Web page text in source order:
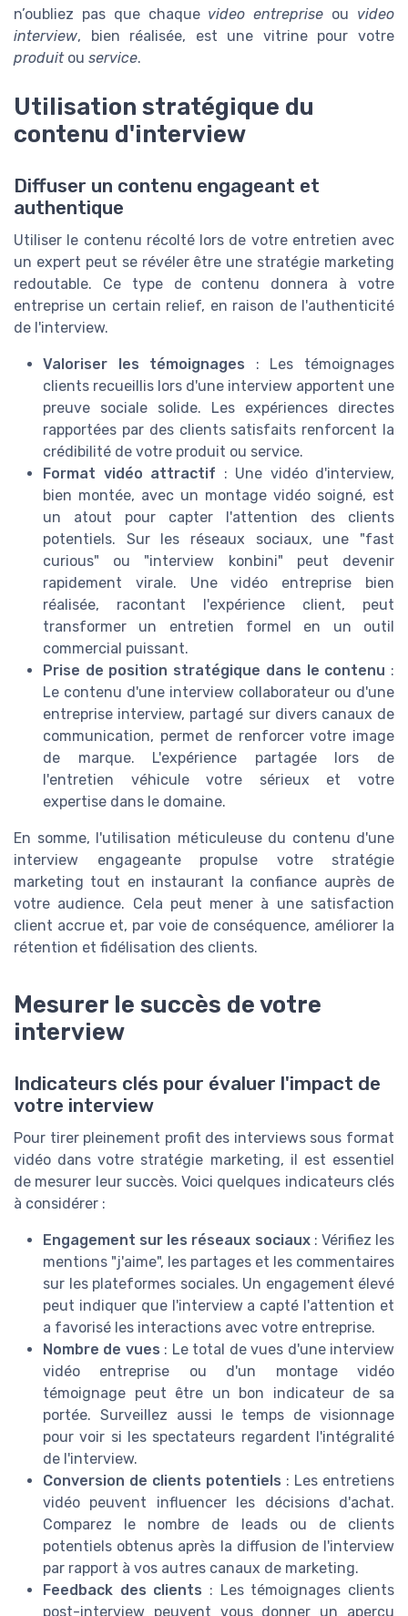
n’oubliez pas que chaque video entreprise ou video
interview, bien réalisée, est une vitrine pour votre
produitou service.
Utilisation stratégique du
contenu d'interview
Diffuser un contenu engageant et
authentique
Utiliser le contenu récolté lors de votre entretien avec
un expert peut se révéler être une stratégie marketing
redoutable. Ce type de contenu donnera à votre
entreprise un certain relief, en raison de l'authenticité
de l'interview.
Valoriser les témoignages : Les témoignages
clients recueillis lors d'une interview apportent une
preuve sociale solide. Les expériences directes
rapportées par des clients satisfaits renforcent la
crédibilité de votre produit ou service.
Format vidéo attractif : Une vidéo d'interview,
bien montée, avec un montage vidéo soigné, est
un atout pour capter l'attention des clients
potentiels. Sur les réseaux sociaux, une "fast
curious" ou "interview konbini" peut devenir
rapidement virale. Une vidéo entreprise bien
réalisée, racontant l'expérience client, peut
transformer un entretien formel en un outil
commercial puissant.
Prise de position stratégique dans le contenu :
Le contenu d'une interview collaborateur ou d'une
entreprise interview, partagé sur divers canaux de
communication, permet de renforcer votre image
de marque. L'expérience partagée lors de
l'entretien véhicule votre sérieux et votre
expertise dans le domaine.
En somme, l'utilisation méticuleuse du contenu d'une
interview engageante propulse votre stratégie
marketing tout en instaurant la confiance auprès de
votre audience. Cela peut mener à une satisfaction
client accrue et, par voie de conséquence, améliorer la
rétention et fidélisation des clients.
Mesurer le succès de votre
interview
Indicateurs clés pour évaluer l'impact de
votre interview
Pour tirer pleinement profit des interviews sous format
vidéo dans votre stratégie marketing, il est essentiel
de mesurer leur succès. Voici quelques indicateurs clés
à considérer :
Engagement sur les réseaux sociaux: Vérifiez les
mentions "j'aime", les partages et les commentaires
sur les plateformes sociales. Un engagement élevé
peut indiquer que l'interview a capté l'attention et
a favorisé les interactions avec votre entreprise.
Nombre de vues : Le total de vues d'une interview
vidéo entreprise ou d'un montage vidéo
témoignage peut être un bon indicateur de sa
portée. Surveillez aussi le temps de visionnage
pour voir si les spectateurs regardent l'intégralité
de l'interview.
Conversion de clients potentiels : Les entretiens
vidéo peuvent influencer les décisions d'achat.
Comparez le nombre de leads ou de clients
potentiels obtenus après la diffusion de l'interview
par rapport à vos autres canaux de marketing.
Feedback des clients : Les témoignages clients
post-interview peuvent vous donner un aperçu